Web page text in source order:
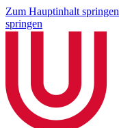
Zum Hauptinhalt springen
springen